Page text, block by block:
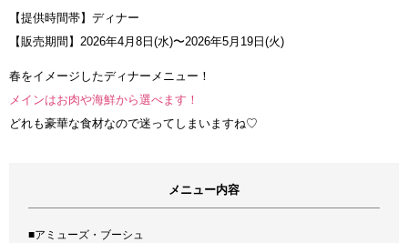
【提供時間帯】ディナー
【販売期間】2026年4月8日(水)〜2026年5月19日(火)
春をイメージしたディナーメニュー！
メインはお肉や海鮮から選べます！
どれも豪華な食材なので迷ってしまいますね♡
メニュー内容
■アミューズ・ブーシュ